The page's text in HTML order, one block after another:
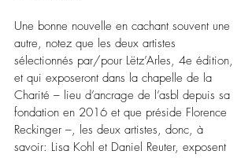
Une bonne nouvelle en cachant souvent une
autre, notez que les deux artistes
sélectionnés par/pour Lëtz’Arles, 4e édition,
et qui exposeront dans la chapelle de la
Charité – lieu d’ancrage de l’asbl depuis sa
fondation en 2016 et que préside Florence
Reckinger –, les deux artistes, donc, à
savoir: Lisa Kohl et Daniel Reuter, exposent